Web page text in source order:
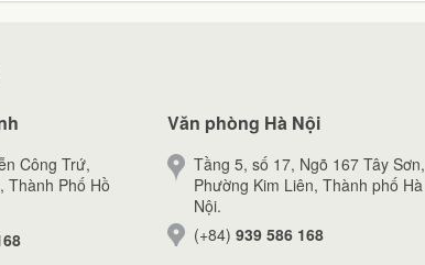
Công Trứ,
Thành Phố Hồ
Văn phòng Hà Nội
Tầng 5, số 17, Ngõ 167 Tây Sơn,
Phường Kim Liên, Thành phố Hà
Nội.
(+84) 939 586 168